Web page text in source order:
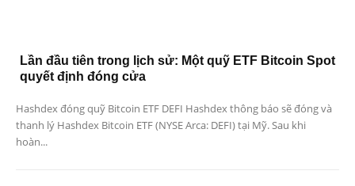
Lần đầu tiên trong lịch sử: Một quỹ ETF Bitcoin Spot
quyết định đóng cửa
Hashdex đóng quỹ Bitcoin ETF DEFI Hashdex thông báo sẽ đóng và
thanh lý Hashdex Bitcoin ETF (NYSE Arca: DEFI) tại Mỹ. Sau khi
hoàn...